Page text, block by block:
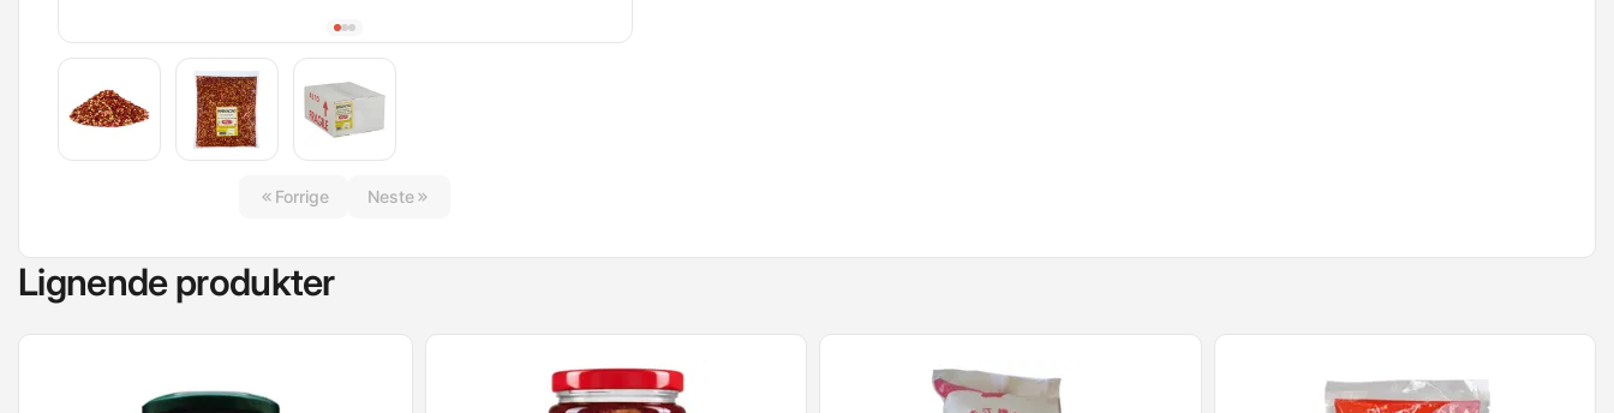
Forrige Neste
Lignende produkter